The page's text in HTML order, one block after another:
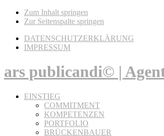
Zum Inhalt springen
Zur Seitenspalte springen
DATENSCHUTZERKLÄRUNG
IMPRESSUM
ars publicandi© |
EINSTIEG
COMMITMENT
KOMPETENZEN
PORTFOLIO
BRÜCKENBAUER